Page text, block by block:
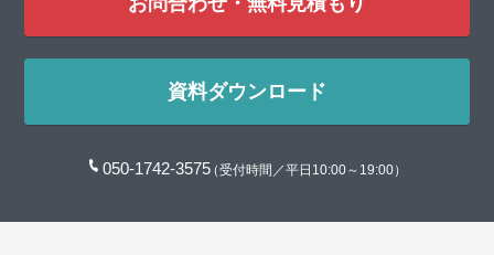
資料ダウンロード
050-1742-3575（受付時間／平日10:00～19:00）